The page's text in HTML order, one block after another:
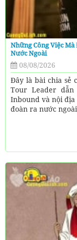
Những Công Việc
Nước Ngoài
08/08/2026
Đây là bài chia sẻ
Tour Leader
Inbound và nội
đoàn ra nước